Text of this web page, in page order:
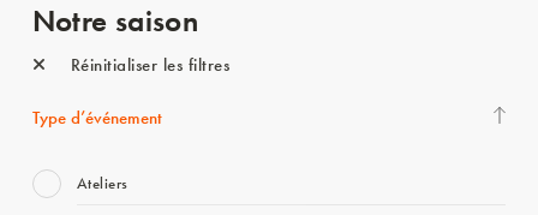
Notre saison
Réinitialiser les filtres
Type d’événement
Ateliers